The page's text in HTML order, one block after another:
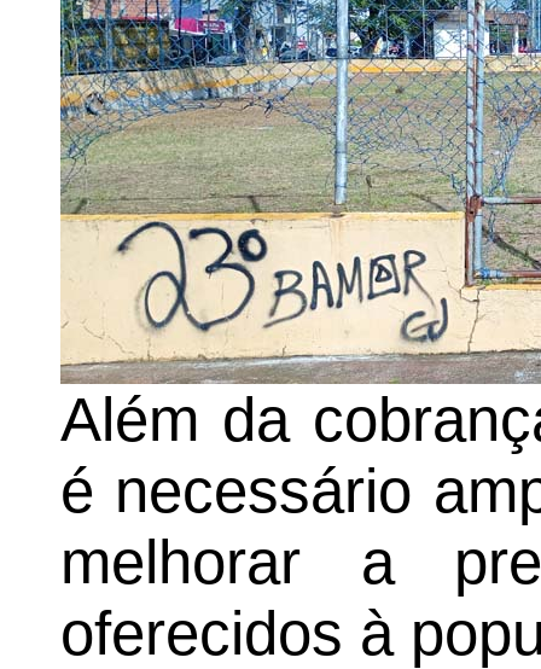
Além da
é necessário
melhorar a
oferecidos à